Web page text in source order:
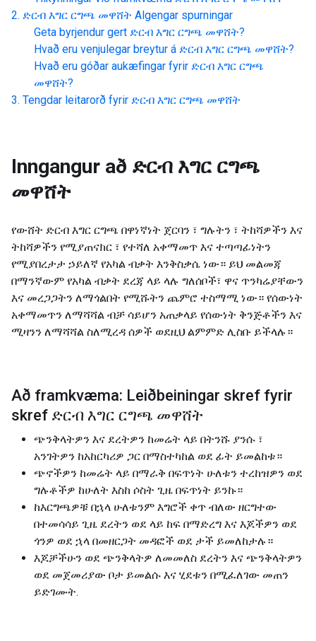
ድርብ እግር ርግጫ መዋሸት Algengar spurningar
Geta byrjendur gert ድርብ እግር ርግጫ መዋሸት?
Hvað eru venjulegar breytur á ድርብ እግር ርግጫ መዋሸት?
Hvað eru góðar aukæfingar fyrir ድርብ እግር ርግጫ
መዋሸት?
Tengdar leitarorð fyrir ድርብ እግር ርግጫ መዋሸት
Inngangur að ድርብ እግር ርግጫ
መዋሸት
የውሸት ድርብ እግር ርግጫ በዋነኛነት ጀርባን ፣ ግሉትን ፣ ትከሻዎችን እና
ትከሻዎችን የሚያጠናክር ፣ የተሻለ አቀማመጥ እና ተጣጣፊነትን
የሚያበረታታ ኃይለኛ የአካል ብቃት እንቅስቃሴ ነው። ይህ መልመጃ
በማንኛውም የአካል ብቃት ደረጃ ላይ ላሉ ግለሰቦች፣ ዋና ጥንካሬያቸውን
እና መረጋጋትን ለማጎልበት የሚሹትን ጨምሮ ተስማሚ ነው። የሰውነት
አቀማመጥን ለማሻሻል ብቻ ሳይሆን አጠቃላይ የሰውነት ቅንጅቶችን እና
ሚዛንን ለማሻሻል ስለሚረዳ ሰዎች ወደዚህ ልምምድ ሊስቡ ይችላሉ።
Að framkvæma: Leiðbeiningar skref fyrir
skref ድርብ እግር ርግጫ መዋሸት
ጭንቅላትዎን እና ደረትዎን ከመሬት ላይ በትንሹ ያንሱ ፣
አንገትዎን ከአከርካሪዎ ጋር በማስተካከል ወደ ፊት ይመልከቱ።
ጭኖችዎን ከመሬት ላይ በማራቅ በፍጥነት ሁለቱን ተረከዝዎን ወደ
ግሉቶችዎ ከሁለት እስከ ሶስት ጊዜ በፍጥነት ይንኩ።
ከእርግጫዎቹ በኋላ ሁለቱንም እግሮች ቀጥ ብለው ዘርግተው
በተመሳሳይ ጊዜ ደረትን ወደ ላይ ከፍ በማድረግ እና እጆችዎን ወደ
ጎንዎ ወደ ኋላ በመዘርጋት መዳፎች ወደ ታች ይመለከታሉ።
እጆቻችሁን ወደ ጭንቅላትዎ ለመመለስ ደረትን እና ጭንቅላትዎን
ወደ መጀመሪያው ቦታ ይመልሱ እና ሂደቱን በሚፈለገው መጠን
ይድገሙት.